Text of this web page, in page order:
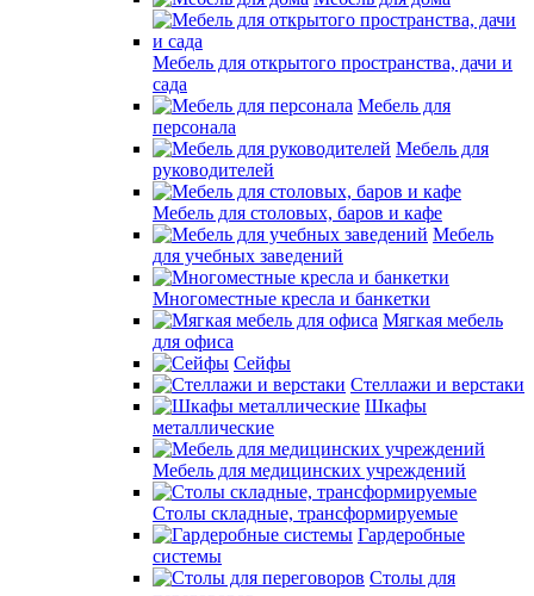
Мебель для открытого пространства, дачи и
сада
Мебель для
персонала
Мебель для
руководителей
Мебель для столовых, баров и кафе
Мебель
для учебных заведений
Многоместные кресла и банкетки
Мягкая мебель
для офиса
Сейфы
Стеллажи и верстаки
Шкафы
металлические
Мебель для медицинских учреждений
Столы складные, трансформируемые
Гардеробные
системы
Столы для